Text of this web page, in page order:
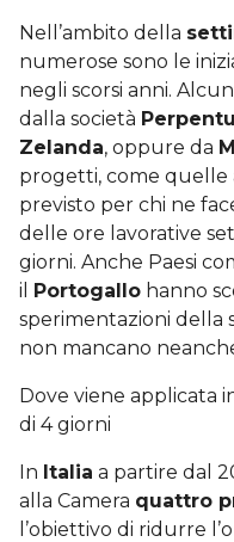
Nell’ambito della
numerose sono le
negli scorsi anni.
dalla società
Zelanda, oppure da
progetti, come quelle
previsto per chi ne
delle ore lavorative
giorni. Anche Paesi
il Portogallo hanno
sperimentazioni della
non mancano
Dove viene applicata
di 4 giorni
In Italia a partire dal
alla Camera quattro
l’obiettivo di ridurre